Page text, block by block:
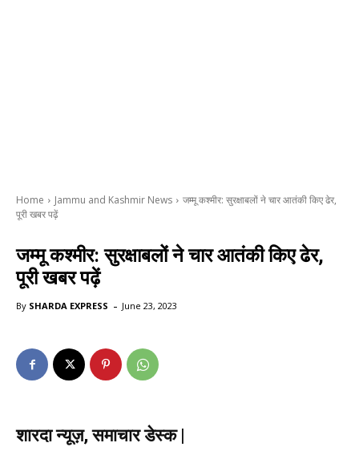
Home Jammu and Kashmir News
जम्मू कश्मीर: सुरक्षाबलों ने चार आतंकी किए ढेर,
पूरी खबर पढ़ें
जम्मू कश्मीर: सुरक्षाबलों ने चार आतंकी किए ढेर,
पूरी खबर पढ़ें
By SHARDA EXPRESS - June 23, 2023
शारदा न्यूज़, समाचार डेस्क |